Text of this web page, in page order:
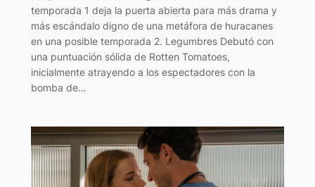
temporada 1 deja la puerta abierta para más drama y
más escándalo digno de una metáfora de huracanes
en una posible temporada 2. Legumbres Debutó con
una puntuación sólida de Rotten Tomatoes,
inicialmente atrayendo a los espectadores con la
bomba de…